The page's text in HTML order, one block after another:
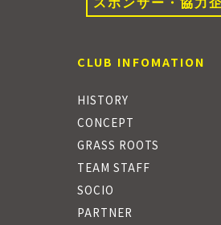
スポンサー・協力
CLUB INFOMATION
HISTORY
CONCEPT
GRASS ROOTS
TEAM STAFF
SOCIO
PARTNER